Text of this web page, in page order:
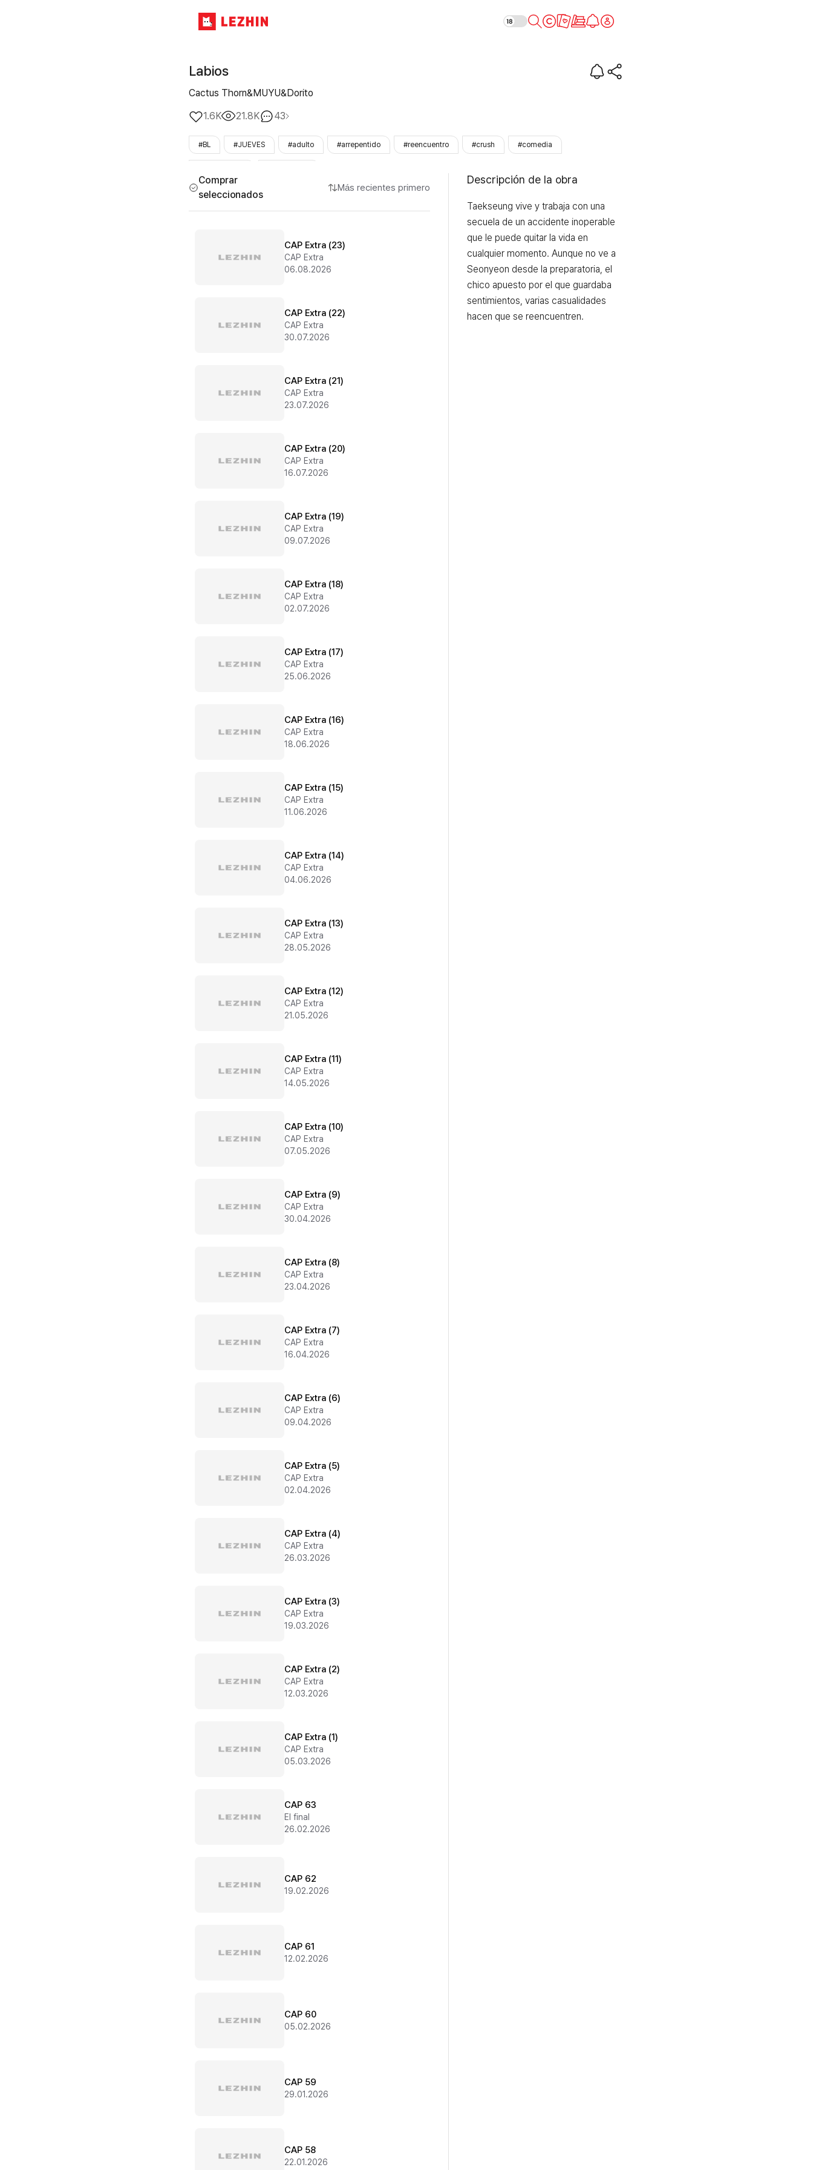
Labios
Cactus Thorn&MUYU&Dorito
1.6K
21.8K 43
#BL #JUEVES #adulto #arrepentido #reencuentro #crush #comedia
Comprar
seleccionados
Más recientes primero
CAP Extra (23)
CAP Extra
06.08.2026
CAP Extra (22)
CAP Extra
30.07.2026
CAP Extra (21)
CAP Extra
23.07.2026
CAP Extra (20)
CAP Extra
16.07.2026
CAP Extra (19)
CAP Extra
09.07.2026
CAP Extra (18)
CAP Extra
02.07.2026
CAP Extra (17)
CAP Extra
25.06.2026
CAP Extra (16)
CAP Extra
18.06.2026
CAP Extra (15)
CAP Extra
11.06.2026
CAP Extra (14)
CAP Extra
04.06.2026
CAP Extra (13)
CAP Extra
28.05.2026
CAP Extra (12)
CAP Extra
21.05.2026
CAP Extra (11)
CAP Extra
14.05.2026
CAP Extra (10)
CAP Extra
07.05.2026
CAP Extra (9)
CAP Extra
30.04.2026
CAP Extra (8)
CAP Extra
23.04.2026
CAP Extra (7)
CAP Extra
16.04.2026
CAP Extra (6)
CAP Extra
09.04.2026
CAP Extra (5)
CAP Extra
02.04.2026
CAP Extra (4)
CAP Extra
26.03.2026
CAP Extra (3)
CAP Extra
19.03.2026
CAP Extra (2)
CAP Extra
12.03.2026
CAP Extra (1)
CAP Extra
05.03.2026
CAP 63
El final
26.02.2026
CAP 62
19.02.2026
CAP 61
12.02.2026
CAP 60
05.02.2026
CAP 59
29.01.2026
CAP 58
22.01.2026
Descripción de la obra
Taekseung vive y trabaja con una
secuela de un accidente inoperable
que le puede quitar la vida en
cualquier momento. Aunque no ve a
Seonyeon desde la preparatoria, el
chico apuesto por el que guardaba
sentimientos, varias casualidades
hacen que se reencuentren.